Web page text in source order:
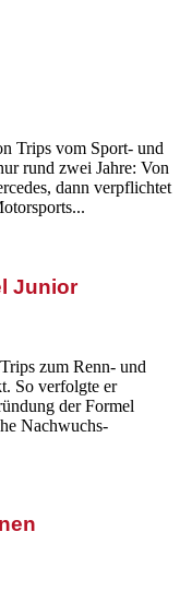
Trips vom Sport- und
rund zwei Jahre: Von
dann verpflichtet
Junior
zum Renn- und
So verfolgte er
der Formel
Nachwuchs-